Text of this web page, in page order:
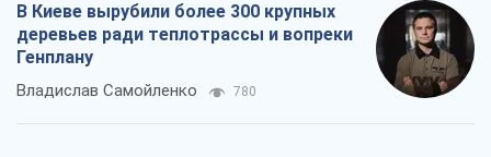
В Киеве вырубили более 300 крупных
деревьев ради теплотрассы и вопреки
Генплану
Владислав Самойленко 780